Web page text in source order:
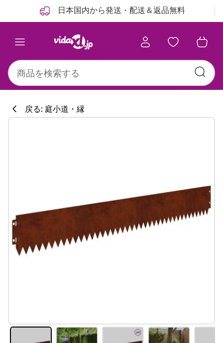
日本国内から発送・配送＆返品無料
戻る: 庭小道・縁